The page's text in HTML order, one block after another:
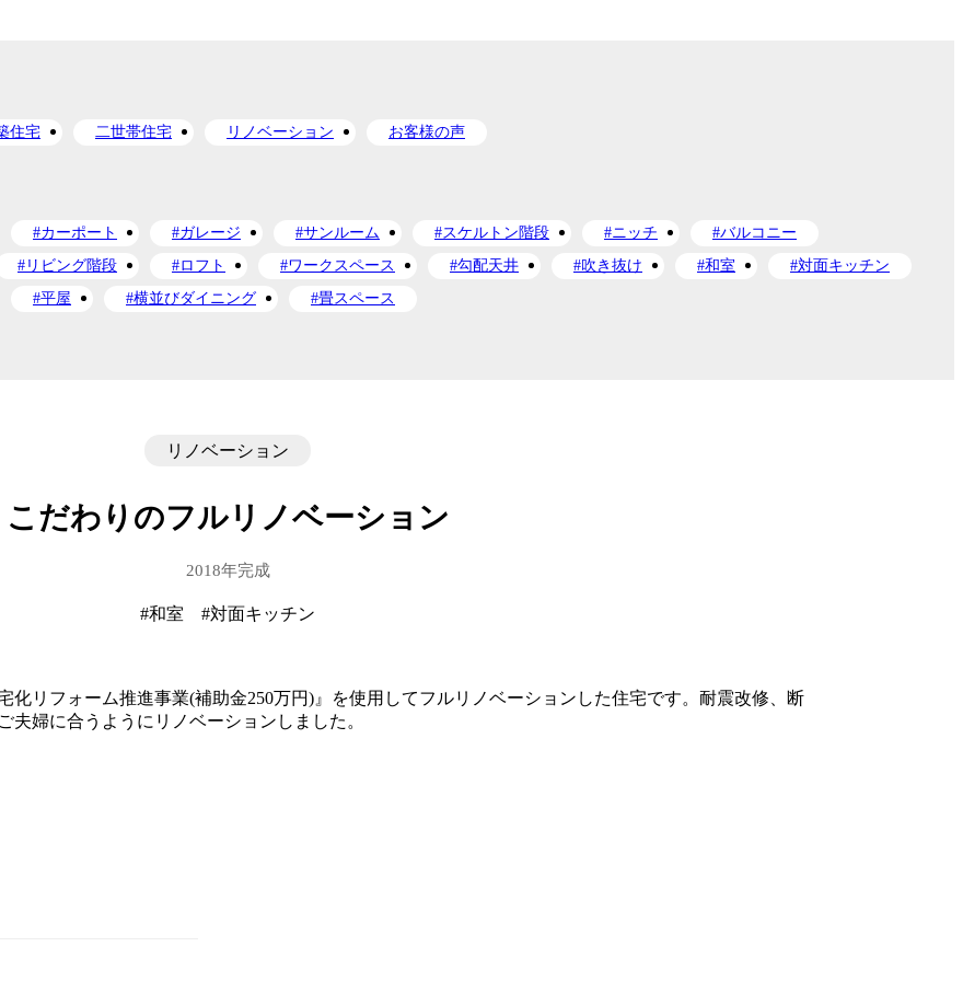
住宅 二世帯住宅 リノベーション お客様の声
#カーポート #ガレージ #サンルーム #スケルトン階段 #ニッチ
#バルコニー
#リビング階段 #ロフト #ワークスペース #勾配天井 #吹き抜け #和室
#対面キッチン
#平屋 #横並びダイニング #畳スペース
リノベーション
こだわりのフルリノベーション
2018年完成
#和室 #対面キッチン
化リフォーム推進事業(補助金250万円)』を使用してフルリノベーションした住宅です。耐震改修、断
婦に合うようにリノベーションしました。